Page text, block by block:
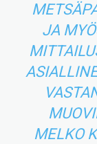
JA
MELKO